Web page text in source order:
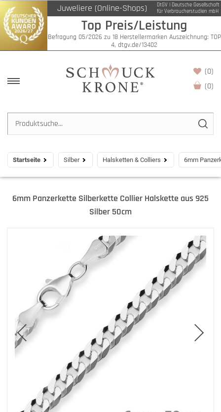
Juweliere (Online-Shops)
DtGV | Deutsche Gesellschaft
für Verbraucherstudien mbH
Top Preis/Leistung
Befragung 05/2026 zu 18 Herstellermarken Auszeichnung: TOP
4, dtgv.de/13402
(0)
(0)
Startseite Silber Halsketten & Colliers 6mm
6mm Panzerkette Silberkette Collier Halskette aus 925
Silber 50cm